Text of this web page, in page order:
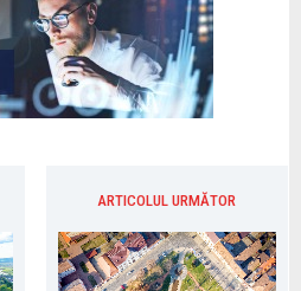
ARTICOLUL URMĂTOR